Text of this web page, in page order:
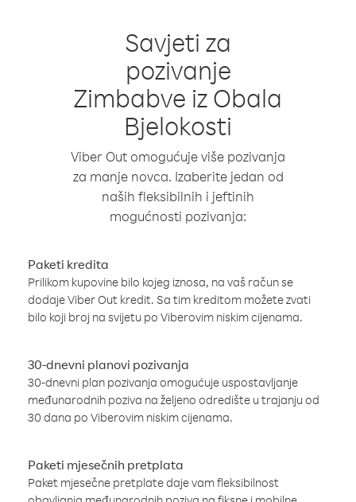
Savjeti za
pozivanje
Zimbabve iz Obala
Bjelokosti
Viber Out omogućuje više pozivanja
za manje novca. Izaberite jedan od
naših fleksibilnih i jeftinih
mogućnosti pozivanja:
Paketi kredita
Prilikom kupovine bilo kojeg iznosa, na vaš račun se
dodaje Viber Out kredit. Sa tim kreditom možete zvati
bilo koji broj na svijetu po Viberovim niskim cijenama.
30-dnevni planovi pozivanja
30-dnevni plan pozivanja omogućuje uspostavljanje
međunarodnih poziva na željeno odredište u trajanju od
30 dana po Viberovim niskim cijenama.
Paketi mjesečnih pretplata
Paket mjesečne pretplate daje vam fleksibilnost